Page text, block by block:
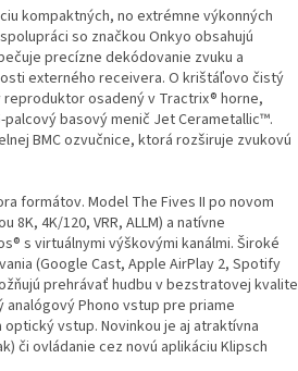
kompaktných, no extrémne výkonných
so značkou Onkyo obsahujú
precízne dekódovanie zvuku a
externého receivera. O krištáľovo čistý
osadený v Tractrix® horne,
basový menič Jet Cerametallic™.
BMC ozvučnice, ktorá rozširuje zvukovú
formátov. Model The Fives II po novom
4K/120, VRR, ALLM) a natívne
s virtuálnymi výškovými kanálmi. Široké
(Google Cast, Apple AirPlay 2, Spotify
prehrávať hudbu v bezstratovej kvalite
analógový Phono vstup pre priame
vstup. Novinkou je aj atraktívna
či ovládanie cez novú aplikáciu Klipsch